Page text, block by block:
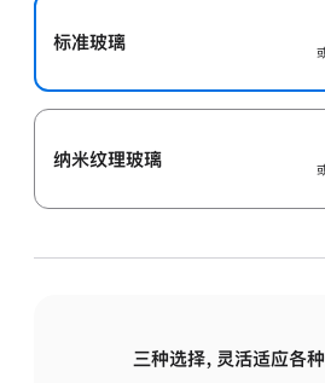
标准玻璃
纳米纹理玻璃
三种选择，灵活适应各